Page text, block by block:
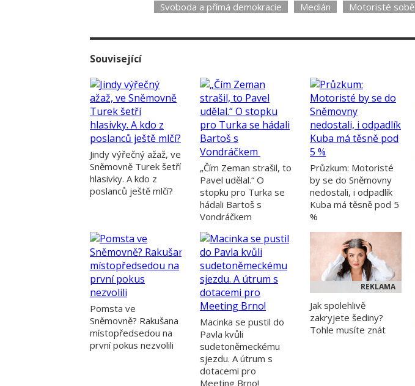
Svoboda a přímá demokracie
Medián Motoristé sobě
Související
Jindy výřečný ažaž, ve
Sněmovně Turek šetří
hlasivky. A kdo z
poslanců ještě mlčí?
„Čím Zeman strašil, to
Pavel udělal.“ O
stopku pro Turka se
hádali Bartoš s
Vondráčkem
Průzkum: Motoristé
by se do Sněmovny
nedostali, i odpadlík
Kuba má těsně pod 5
%
Pomsta ve
Sněmovně? Rakušana
místopředsedou na
první pokus nezvolili
Macinka se pustil do
Pavla kvůli
sudetoněmeckému
sjezdu. A útrum s
dotacemi pro
Meeting Brno!
REKLAMA
Jak spolehlivě
zakryjete šediny?
Tohle musíte znát